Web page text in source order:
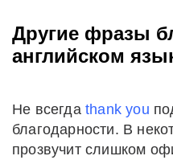
Другие фразы
английском
Не всегда thank you
благодарности. В
прозвучит слишком